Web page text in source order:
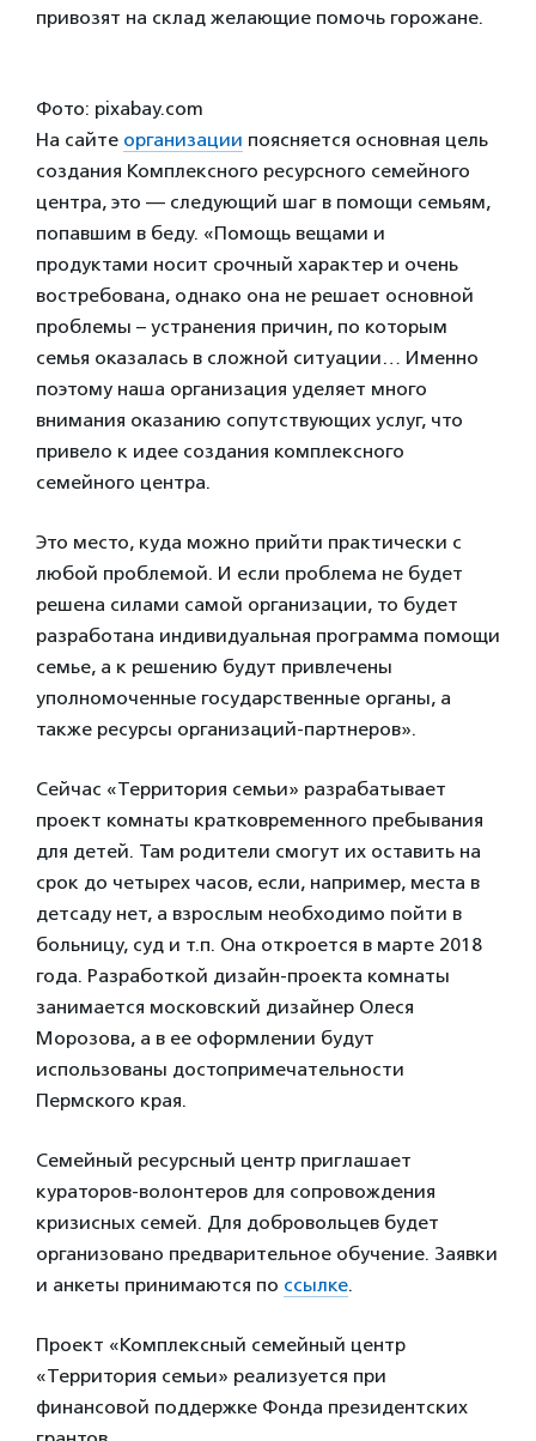
привозят на склад желающие помочь горожане.
Фото: pixabay.com
На сайте организации поясняется основная цель
создания Комплексного ресурсного семейного
центра, это — следующий шаг в помощи семьям,
попавшим в беду. «Помощь вещами и
продуктами носит срочный характер и очень
востребована, однако она не решает основной
проблемы – устранения причин, по которым
семья оказалась в сложной ситуации… Именно
поэтому наша организация уделяет много
внимания оказанию сопутствующих услуг, что
привело к идее создания комплексного
семейного центра.
Это место, куда можно прийти практически с
любой проблемой. И если проблема не будет
решена силами самой организации, то будет
разработана индивидуальная программа помощи
семье, а к решению будут привлечены
уполномоченные государственные органы, а
также ресурсы организаций-партнеров».
Сейчас «Территория семьи» разрабатывает
проект комнаты кратковременного пребывания
для детей. Там родители смогут их оставить на
срок до четырех часов, если, например, места в
детсаду нет, а взрослым необходимо пойти в
больницу, суд и т.п. Она откроется в марте 2018
года. Разработкой дизайн-проекта комнаты
занимается московский дизайнер Олеся
Морозова, а в ее оформлении будут
использованы достопримечательности
Пермского края.
Семейный ресурсный центр приглашает
кураторов-волонтеров для сопровождения
кризисных семей. Для добровольцев будет
организовано предварительное обучение. Заявки
и анкеты принимаются по ссылке.
Проект «Комплексный семейный центр
«Территория семьи» реализуется при
финансовой поддержке Фонда президентских